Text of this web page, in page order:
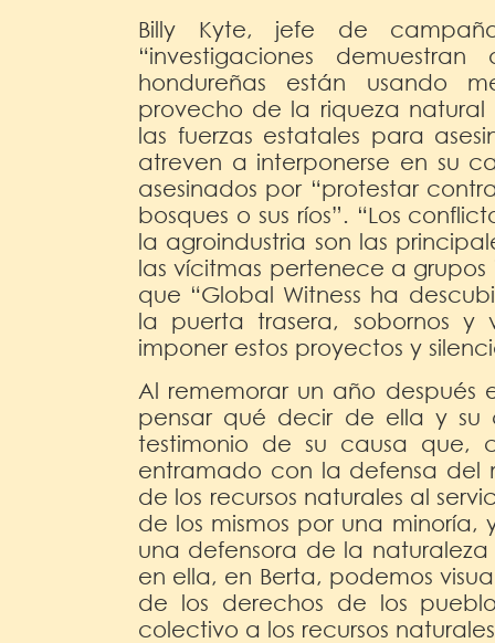
Billy Kyte, jefe de
“investigaciones
hondureñas están usando
provecho de la riqueza
las fuerzas estatales para
atreven a interponerse en su
asesinados por “protestar
bosques o sus ríos”. “Los
la agroindustria son las
las vícitmas pertenece a
que “Global Witness ha
la puerta trasera, sobornos
imponer estos proyectos y
Al rememorar un año después
pensar qué decir de ella y su
testimonio de su causa que,
entramado con la defensa
de los recursos naturales al
de los mismos por una
una defensora de la
en ella, en Berta, podemos
de los derechos de los
colectivo a los recursos